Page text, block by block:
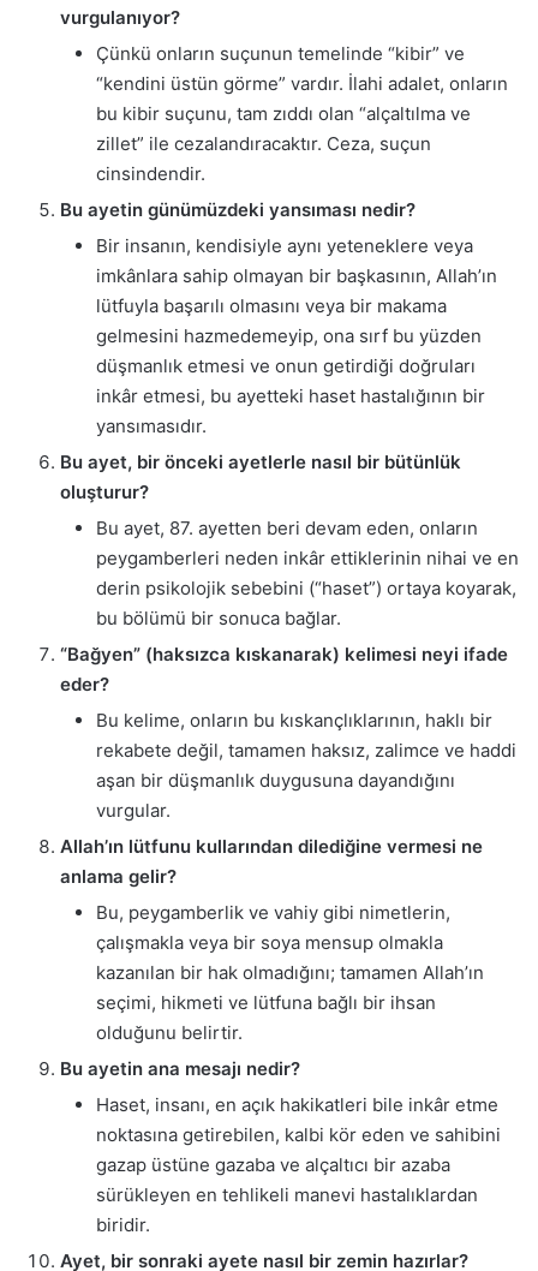
vurgulanıyor?
Çünkü onların suçunun temelinde “kibir” ve
“kendini üstün görme” vardır. İlahi adalet, onların
bu kibir suçunu, tam zıddı olan “alçaltılma ve
zillet” ile cezalandıracaktır. Ceza, suçun
cinsindendir.
Bu ayetin günümüzdeki yansıması nedir?
Bir insanın, kendisiyle aynı yeteneklere veya
imkânlara sahip olmayan bir başkasının, Allah’ın
lütfuyla başarılı olmasını veya bir makama
gelmesini hazmedemeyip, ona sırf bu yüzden
düşmanlık etmesi ve onun getirdiği doğruları
inkâr etmesi, bu ayetteki haset hastalığının bir
yansımasıdır.
Bu ayet, bir önceki ayetlerle nasıl bir bütünlük
oluşturur?
Bu ayet, 87. ayetten beri devam eden, onların
peygamberleri neden inkâr ettiklerinin nihai ve en
derin psikolojik sebebini (“haset”) ortaya koyarak,
bu bölümü bir sonuca bağlar.
“Bağyen” (haksızca kıskanarak) kelimesi neyi ifade
eder?
Bu kelime, onların bu kıskançlıklarının, haklı bir
rekabete değil, tamamen haksız, zalimce ve haddi
aşan bir düşmanlık duygusuna dayandığını
vurgular.
Allah’ın lütfunu kullarından dilediğine vermesi ne
anlama gelir?
Bu, peygamberlik ve vahiy gibi nimetlerin,
çalışmakla veya bir soya mensup olmakla
kazanılan bir hak olmadığını; tamamen Allah’ın
seçimi, hikmeti ve lütfuna bağlı bir ihsan
olduğunu belirtir.
Bu ayetin ana mesajı nedir?
Haset, insanı, en açık hakikatleri bile inkâr etme
noktasına getirebilen, kalbi kör eden ve sahibini
gazap üstüne gazaba ve alçaltıcı bir azaba
sürükleyen en tehlikeli manevi hastalıklardan
biridir.
Ayet, bir sonraki ayete nasıl bir zemin hazırlar?